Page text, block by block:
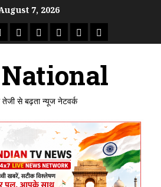
7, 2026
मध्य
राजस्थान
पंजाब गुजरातमहाराष्ट्र
से बढ़ता न्यूज नेटवर्क